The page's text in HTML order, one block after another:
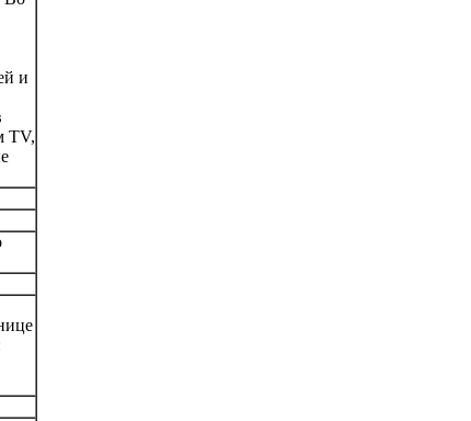
и
TV,